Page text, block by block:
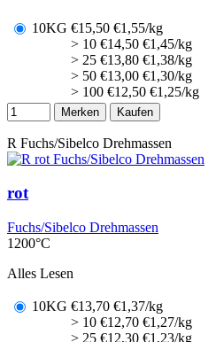
10KG €15,50 €1,55/kg
> 10 €14,50 €1,45/kg
> 25 €13,80 €1,38/kg
> 50 €13,00 €1,30/kg
> 100 €12,50 €1,25/kg
Merken Kaufen
R Fuchs/Sibelco Drehmassen
rot
Fuchs/Sibelco Drehmassen
1200°C
Alles Lesen
10KG €13,70 €1,37/kg
> 10 €12,70 €1,27/kg
> 25 €12,30 €1,23/kg